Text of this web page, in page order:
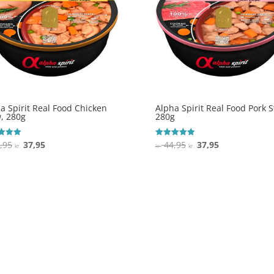
Spirit Real Food Chicken
280g
Den
kr. 37,95Den
Alpha Spirit Real Food Pork
280g
Vurderet
5
kr.44,95 Den
kr. 37,95Den